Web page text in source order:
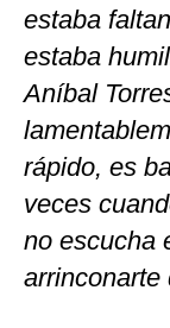
estaba
estaba
Aníbal
rápido, es
veces
no escucha
arrinconarte